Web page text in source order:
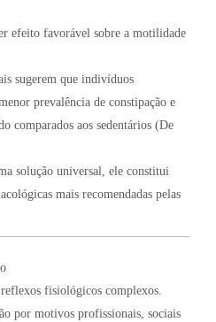
efeito favorável sobre a motilidade
sugerem que indivíduos
prevalência de constipação e
comparados aos sedentários (De
solução universal, ele constitui
mais recomendadas pelas
fisiológicos complexos.
por motivos profissionais, sociais